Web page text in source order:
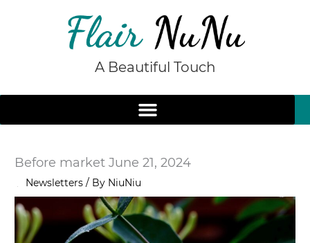
A Beautiful Touch
Before market June 21, 2024
Newsletters / By NiuNiu